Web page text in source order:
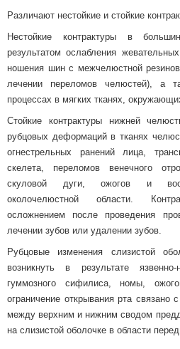
Различают нестойкие и стойкие
Нестойкие контрактуры в
результатом ослабления
ношения шин с межчелюстной
лечении переломов челюстей), а
процессах в мягких тканях,
Стойкие контрактуры нижней
рубцовых деформаций в тканях
огнестрельных ранений лица,
скелета, переломов венечного
скуловой дуги, ожогов и
околочелюстной области.
осложнением после проведения
лечении зубов или удалении зубов.
Рубцовые изменения слизистой
возникнуть в результате язвенно-
гуммозного сифилиса, номы,
ограничение открывания рта связано
между верхним и нижним сводом
на слизистой оболочке в области